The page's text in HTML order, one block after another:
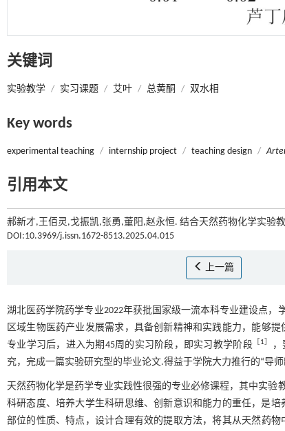
关键词
实验教学 / 实习课题 / 艾叶 / 总黄酮 / 双水相
Key words
experimental teaching / internship project / teaching design /
引用本文
郝新才,王佰灵,戈振凯,张勇,董阳,赵永恒. 结合天然药物化学实验
DOI:10.3969/j.issn.1672-8513.2025.04.015
上一篇
湖北医药学院药学专业2022年获批国家级一流本科专业建设点
区域生物医药产业发展需求，具备创新精神和实践能力，能够
专业学习后，进入为期45周的实习阶段，即实习教学阶段［ 1
究，完成一篇实验研究型的毕业论文.得益于学院大力推行的“导
天然药物化学是药学专业实践性很强的专业必修课程，其中实
科研态度、培养大学生科研思维、创新意识和能力的重任，是培
部位的性质、特点，设计合理有效的提取方法，将其从天然药